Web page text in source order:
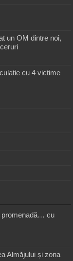
un OM dintre noi,
cu 4 victime
promenadă… cu
Almăjului și zona